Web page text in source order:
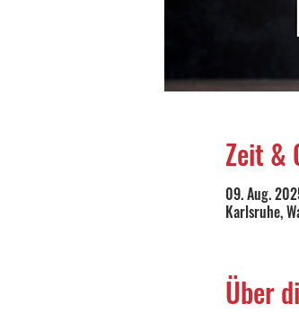
Zeit &
09. Aug.
Karlsruhe,
Über